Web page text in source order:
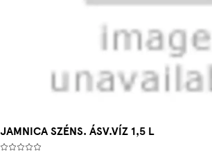
JAMNICA SZÉNS. ÁSV.VÍZ 1,5 L